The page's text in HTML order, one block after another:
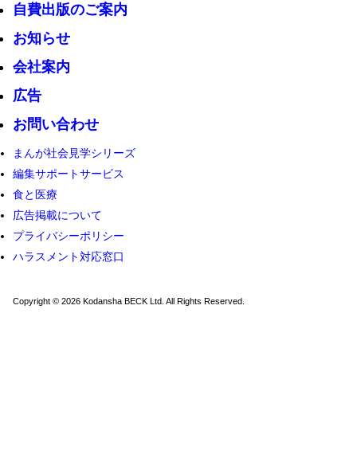
自費出版のご案内
お知らせ
会社案内
広告
お問い合わせ
まんが社会見学シリーズ
編集サポートサービス
食と医療
広告掲載について
プライバシーポリシー
ハラスメント対応窓口
Copyright © 2026 Kodansha BECK Ltd. All Rights Reserved.